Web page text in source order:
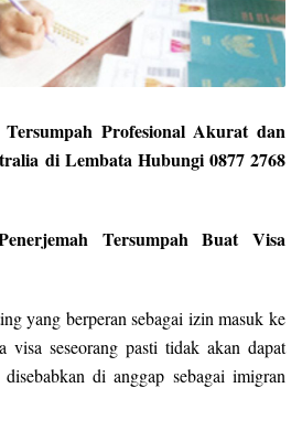
Profesional Akurat dan
di Lembata Hubungi 0877 2768
Tersumpah Buat Visa
yang berperan sebagai izin masuk ke
visa seseorang pasti tidak akan dapat
di anggap sebagai imigran